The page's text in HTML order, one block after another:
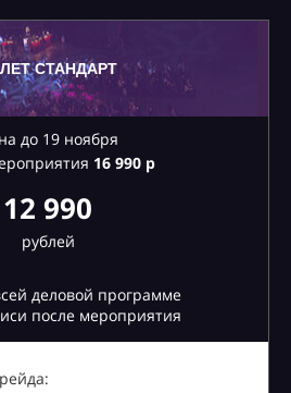
СТАНДАРТ
до 19 ноября
16990 р
12 990
рублей
деловой программе
после мероприятия